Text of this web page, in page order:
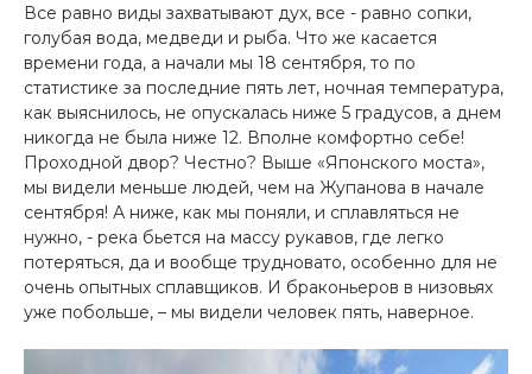
Все равно виды захватывают дух, все - равно сопки,
голубая вода, медведи и рыба. Что же касается
времени года, а начали мы 18 сентября, то по
статистике за последние пять лет, ночная температура,
как выяснилось, не опускалась ниже 5 градусов, а днем
никогда не была ниже 12. Вполне комфортно себе!
Проходной двор? Честно? Выше «Японского моста»,
мы видели меньше людей, чем на Жупанова в начале
сентября! А ниже, как мы поняли, и сплавляться не
нужно, - река бьется на массу рукавов, где легко
потеряться, да и вообще трудновато, особенно для не
очень опытных сплавщиков. И браконьеров в низовьях
уже побольше, – мы видели человек пять, наверное.